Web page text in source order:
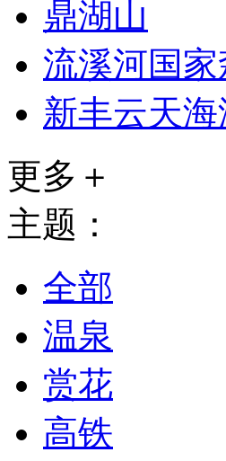
鼎湖山
流溪河国家
新丰云天
更多＋
主题：
全部
温泉
赏花
高铁